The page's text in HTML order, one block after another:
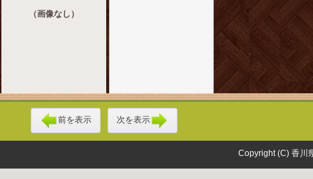
（画像なし）
前を表示 次を表示
Copyright (C) 香川